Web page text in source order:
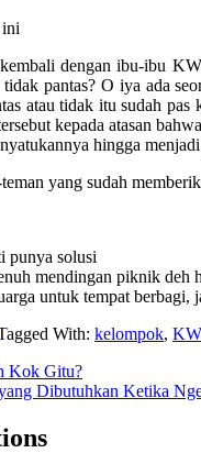
dengan ibu-ibu
tidak pantas? O iya ada
atau tidak itu sudah
kepada atasan
hingga
yang sudah
punya solusi
mendingan piknik deh
untuk tempat berbagi,
With: kelompok,
Kok Gitu?
Dibutuhkan Ketika